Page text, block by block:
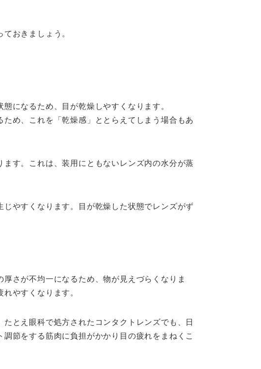
おきましょう。
になるため、目が乾燥しやすくなります。
め、これを「乾燥感」ととらえてしまう場合もあ
す。これは、装用にともないレンズ内の水分が蒸
やすくなります。目が乾燥した状態でレンズがず
さが不均一になるため、物が見えづらくなりま
やすくなります。
とえ眼科で処方されたコンタクトレンズでも、日
節をする筋肉に負担がかかり目の疲れをまねくこ